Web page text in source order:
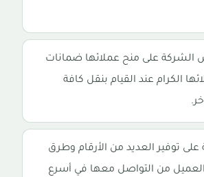
الشركة على منح عملائها ضمانات
الكرام عند القيام بنقل كافة
توفير العديد من الأرقام وطرق
من التواصل معها في أسرع